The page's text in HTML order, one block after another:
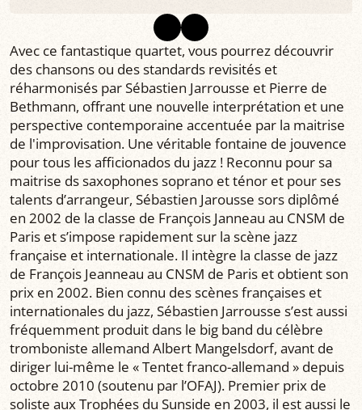
Avec ce fantastique quartet, vous pourrez découvrir
des chansons ou des standards revisités et
réharmonisés par Sébastien Jarrousse et Pierre de
Bethmann, offrant une nouvelle interprétation et une
perspective contemporaine accentuée par la maitrise
de l'improvisation. Une véritable fontaine de jouvence
pour tous les afficionados du jazz ! Reconnu pour sa
maitrise ds saxophones soprano et ténor et pour ses
talents d’arrangeur, Sébastien Jarousse sors diplômé
en 2002 de la classe de François Janneau au CNSM de
Paris et s’impose rapidement sur la scène jazz
française et internationale. Il intègre la classe de jazz
de François Jeanneau au CNSM de Paris et obtient son
prix en 2002. Bien connu des scènes françaises et
internationales du jazz, Sébastien Jarrousse s’est aussi
fréquemment produit dans le big band du célèbre
tromboniste allemand Albert Mangelsdorf, avant de
diriger lui-même le « Tentet franco-allemand » depuis
octobre 2010 (soutenu par l’OFAJ). Premier prix de
soliste aux Trophées du Sunside en 2003, il est aussi le